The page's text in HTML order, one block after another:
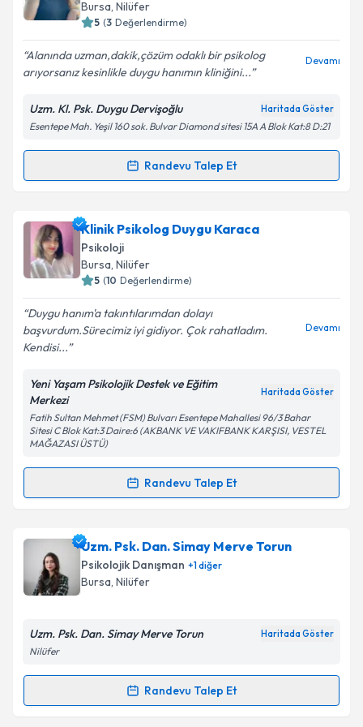
Kişisel verilerimin işlenmesine ilişkin
Aydınlatma
Metni'ni okudum ve kişisel verilerimin belirtilen
kapsamda işlenmesini kabul ediyorum.
Bursa, Nilüfer
5 (3 Değerlendirme)
Alanında uzman,dakik,çözüm odaklı bir psikolog
arıyorsanız kesinlikle duygu hanımın kliniğini...
Devamı
Uzm. Kl. Psk. Duygu Dervişoğlu Haritada Göster
Esentepe Mah. Yeşil 160 sok. Bulvar Diamond sitesi 15A A Blok Kat:8 D:21
Randevu Talep Et
Randevu Takvimi Talebi
Klinik Psikolog Duygu Dervişoğluiçin randevu
takvimi talebi oluşturun. Size bu uzmandan randevu
almanız için bir takvim hazırlandığında e-posta ile
bilgilendireceğiz.
E-posta Adresiniz
Kişisel verilerimin işlenmesine ilişkin
Aydınlatma
kapsamda işlenmesini kabul ediyorum.
Takvim Talebini Gönder
Klinik Psikolog Duygu Karaca
Psikoloji
Bursa, Nilüfer
5 (10 Değerlendirme)
Duygu hanım'a takıntılarımdan dolayı
başvurdum.Sürecimiz iyi gidiyor. Çok rahatladım.
Kendisi...
Devamı
Yeni Yaşam Psikolojik Destek ve Eğitim
Merkezi
Haritada Göster
Fatih Sultan Mehmet (FSM) Bulvarı Esentepe Mahallesi 96/3 Bahar
Sitesi C Blok Kat:3 Daire:6 (AKBANK VE VAKIFBANK KARŞISI, VESTEL
MAĞAZASI ÜSTÜ)
Randevu Talep Et
Randevu Takvimi Talebi
Klinik Psikolog Duygu Karacaiçin randevu takvimi
talebi oluşturun. Size bu uzmandan randevu almanız
için bir takvim hazırlandığında e-posta ile
bilgilendireceğiz.
Kişisel verilerimin işlenmesine ilişkinAydınlatma
Uzm. Psk. Dan. Simay Merve Torun
Psikolojik Danışman +1diğer
Bursa, Nilüfer
Uzm. Psk. Dan. Simay Merve Torun Haritada Göster
Nilüfer
Randevu Talep Et
Randevu Takvimi Talebi